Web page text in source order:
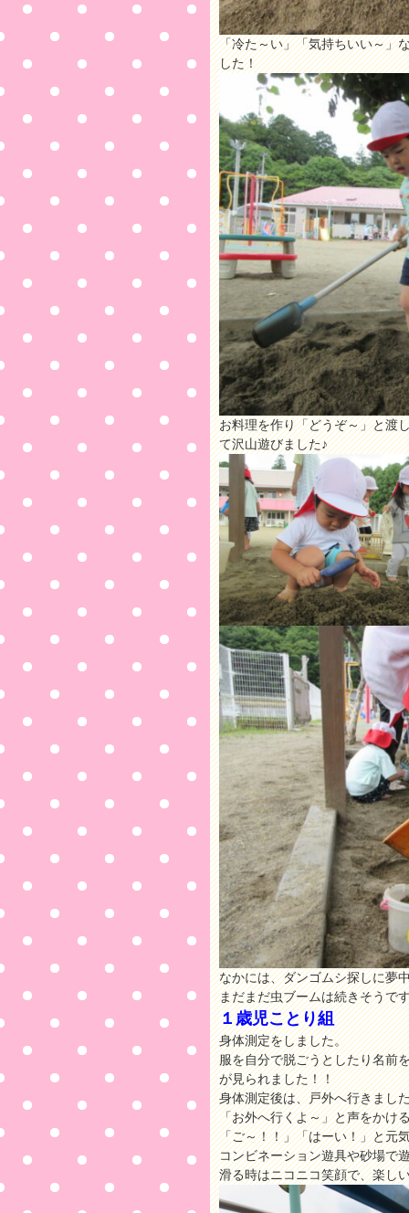
「冷た～い」「気持ちいい～」
した！
お料理を作り「どうぞ～」と渡
て沢山遊びました♪
なかには、ダンゴムシ探しに夢
まだまだ虫ブームは続きそうで
１歳児ことり組
身体測定をしました。
服を自分で脱ごうとしたり名前
が見られました！！
身体測定後は、戸外へ行きまし
「お外へ行くよ～」と声をかけ
「ご～！！」「はーい！」と元
コンビネーション遊具や砂場で
滑る時はニコニコ笑顔で、楽し